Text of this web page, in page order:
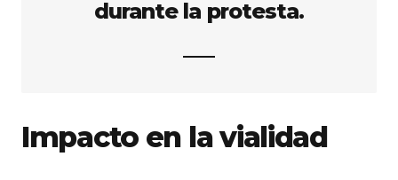
durante la protesta.
Impacto en la vialidad